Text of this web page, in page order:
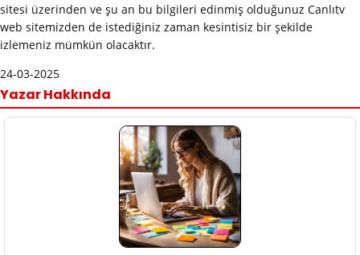
sitesi üzerinden ve şu an bu bilgileri edinmiş olduğunuz Canlıtv
web sitemizden de istediğiniz zaman kesintisiz bir şekilde
izlemeniz mümkün olacaktır.
24-03-2025
Yazar Hakkında